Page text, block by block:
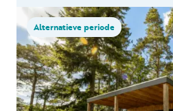
Alternatieve periode